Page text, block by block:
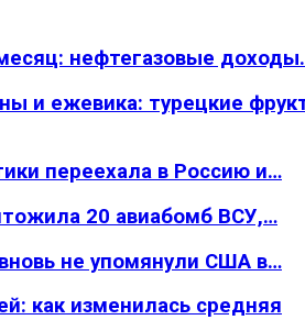
нефтегазовые
и ежевика: турецкие
переехала в Россию и…
20 авиабомб ВСУ,…
не упомянули США в…
как изменилась средняя